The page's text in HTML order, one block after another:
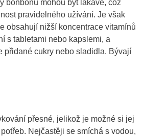
bonbonů mohou být lákavé, což
pravidelného užívání. Je však
obsahují nižší koncentrace vitamínů
s tabletami nebo kapslemi, a
přidané cukry nebo sladidla. Bývají
přesné, jelikož je možné si jej
Nejčastěji se smíchá s vodou,